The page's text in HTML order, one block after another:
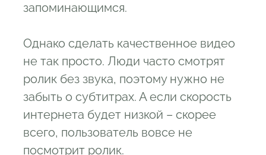
запоминающимся.
Однако сделать качественное видео
не так просто. Люди часто смотрят
ролик без звука, поэтому нужно не
забыть о субтитрах. А если скорость
интернета будет низкой – скорее
всего, пользователь вовсе не
посмотрит ролик.